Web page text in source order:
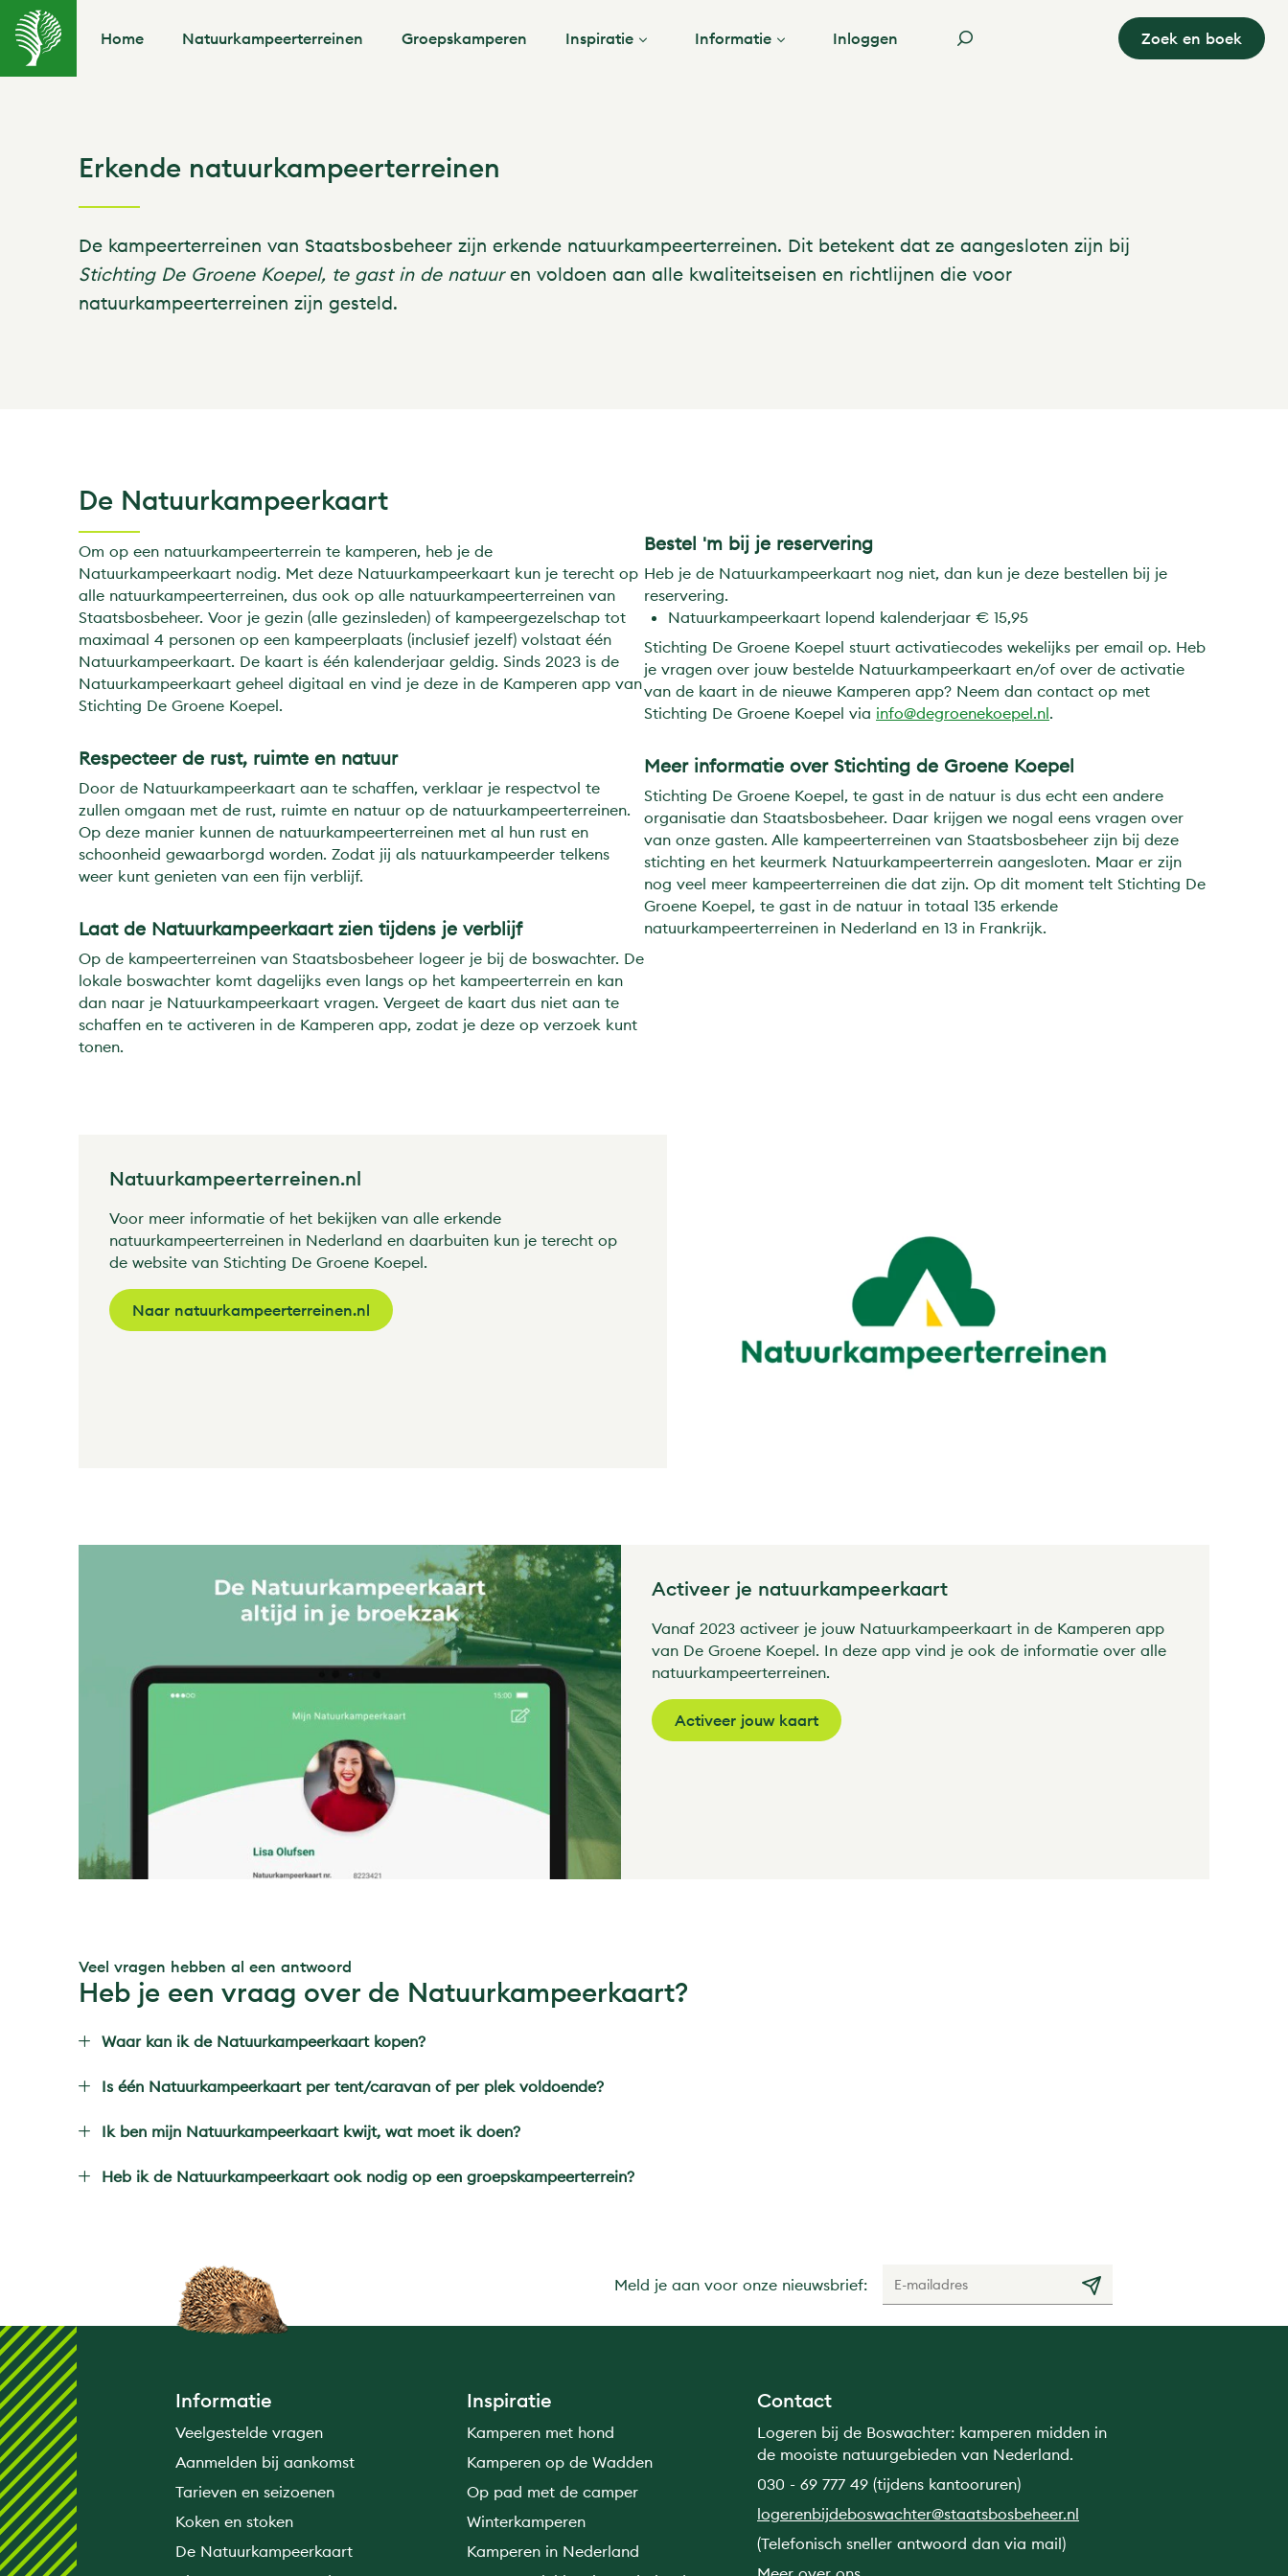
Home Natuurkampeerterreinen Groepskamperen Inspiratie Informatie Inloggen Zoek en boek
Erkende natuurkampeerterreinen
De kampeerterreinen van Staatsbosbeheer zijn erkende natuurkampeerterreinen. Dit betekent dat ze aangesloten zijn bij
Stichting De Groene Koepel, te gast in de natuuren voldoen aan alle kwaliteitseisen en richtlijnen die voor
natuurkampeerterreinen zijn gesteld.
De Natuurkampeerkaart
Om op een natuurkampeerterrein te kamperen, heb je de
Natuurkampeerkaart nodig. Met deze Natuurkampeerkaart kun je terecht op
alle natuurkampeerterreinen, dus ook op alle natuurkampeerterreinen van
Staatsbosbeheer. Voor je gezin (alle gezinsleden) of kampeergezelschap tot
maximaal 4 personen op een kampeerplaats (inclusief jezelf) volstaat één
Natuurkampeerkaart. De kaart is één kalenderjaar geldig. Sinds 2023 is de
Natuurkampeerkaart geheel digitaal en vind je deze in de Kamperen app van
Stichting De Groene Koepel.
Respecteer de rust, ruimte en natuur
Door de Natuurkampeerkaart aan te schaffen, verklaar je respectvol te
zullen omgaan met de rust, ruimte en natuur op de natuurkampeerterreinen.
Op deze manier kunnen de natuurkampeerterreinen met al hun rust en
schoonheid gewaarborgd worden. Zodat jij als natuurkampeerder telkens
weer kunt genieten van een fijn verblijf.
Laat de Natuurkampeerkaart zien tijdens je verblijf
Op de kampeerterreinen van Staatsbosbeheer logeer je bij de boswachter. De
lokale boswachter komt dagelijks even langs op het kampeerterrein en kan
dan naar je Natuurkampeerkaart vragen. Vergeet de kaart dus niet aan te
schaffen en te activeren in de Kamperen app, zodat je deze op verzoek kunt
tonen.
Bestel 'm bij je reservering
Heb je de Natuurkampeerkaart nog niet, dan kun je deze bestellen bij je
reservering.
Natuurkampeerkaart lopend kalenderjaar € 15,95
Stichting De Groene Koepel stuurt activatiecodes wekelijks per email op. Heb
je vragen over jouw bestelde Natuurkampeerkaart en/of over de activatie
van de kaart in de nieuwe Kamperen app? Neem dan contact op met
Stichting De Groene Koepel via info@degroenekoepel.nl.
Meer informatie over Stichting de Groene Koepel
Stichting De Groene Koepel, te gast in de natuur is dus echt een andere
organisatie dan Staatsbosbeheer. Daar krijgen we nogal eens vragen over
van onze gasten. Alle kampeerterreinen van Staatsbosbeheer zijn bij deze
stichting en het keurmerk Natuurkampeerterrein aangesloten. Maar er zijn
nog veel meer kampeerterreinen die dat zijn. Op dit moment telt Stichting De
Groene Koepel, te gast in de natuur in totaal 135 erkende
natuurkampeerterreinen in Nederland en 13 in Frankrijk.
Natuurkampeerterreinen.nl
Voor meer informatie of het bekijken van alle erkende
natuurkampeerterreinen in Nederland en daarbuiten kun je terecht op
de website van Stichting De Groene Koepel.
Naar natuurkampeerterreinen.nl
Activeer je natuurkampeerkaart
Vanaf 2023 activeer je jouw Natuurkampeerkaart in de Kamperen app
van De Groene Koepel. In deze app vind je ook de informatie over alle
natuurkampeerterreinen.
Activeer jouw kaart
Veel vragen hebben al een antwoord
Heb je een vraag over de Natuurkampeerkaart?
Waar kan ik de Natuurkampeerkaart kopen?
Is één Natuurkampeerkaart per tent/caravan of per plek voldoende?
Ik ben mijn Natuurkampeerkaart kwijt, wat moet ik doen?
Heb ik de Natuurkampeerkaart ook nodig op een groepskampeerterrein?
Meld je aan voor onze nieuwsbrief:
Informatie
Veelgestelde vragen
Aanmelden bij aankomst
Tarieven en seizoenen
Koken en stoken
De Natuurkampeerkaart
Inspiratie
Kamperen met hond
Kamperen op de Wadden
Op pad met de camper
Winterkamperen
Kamperen in Nederland
Contact
Logeren bij de Boswachter: kamperen midden in
de mooiste natuurgebieden van Nederland.
030 - 69 777 49 (tijdens kantooruren)
logerenbijdeboswachter@staatsbosbeheer.nl
(Telefonisch sneller antwoord dan via mail)